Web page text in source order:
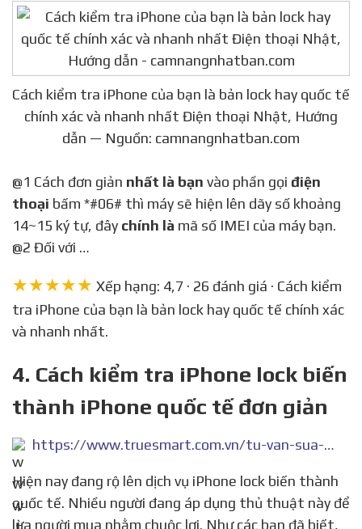
Cách kiểm tra iPhone của bạn là bản lock hay quốc tế
chính xác và nhanh nhất Điện thoại Nhật, Hướng
dẫn — Nguồn: camnangnhatban.com
@1 Cách đơn giản nhất là bạn vào phần gọi điện
thoại bấm *#06# thì máy sẽ hiện lên dãy số khoảng
14~15 ký tự, đây chính là mã số IMEI của máy bạn.
@2 Đối với …
★★★★★ Xếp hạng: 4,7 · 26 đánh giá · Cách kiểm
tra iPhone của bạn là bản lock hay quốc tế chính xác
và nhanh nhất.
4. Cách kiểm tra iPhone lock biến
thành iPhone quốc tế đơn giản
https://www.truesmart.com.vn/tu-van-sua-chua/cach-kiem-tra-iphone-lock-bien-thanh-iphone-quoc-te-don-gian.html
Hiện nay đang rộ lên dịch vụ iPhone lock biến thành
quốc tế. Nhiều người đang áp dụng thủ thuật này để
lừa người mua nhằm chuộc lợi. Như các bạn đã biết,